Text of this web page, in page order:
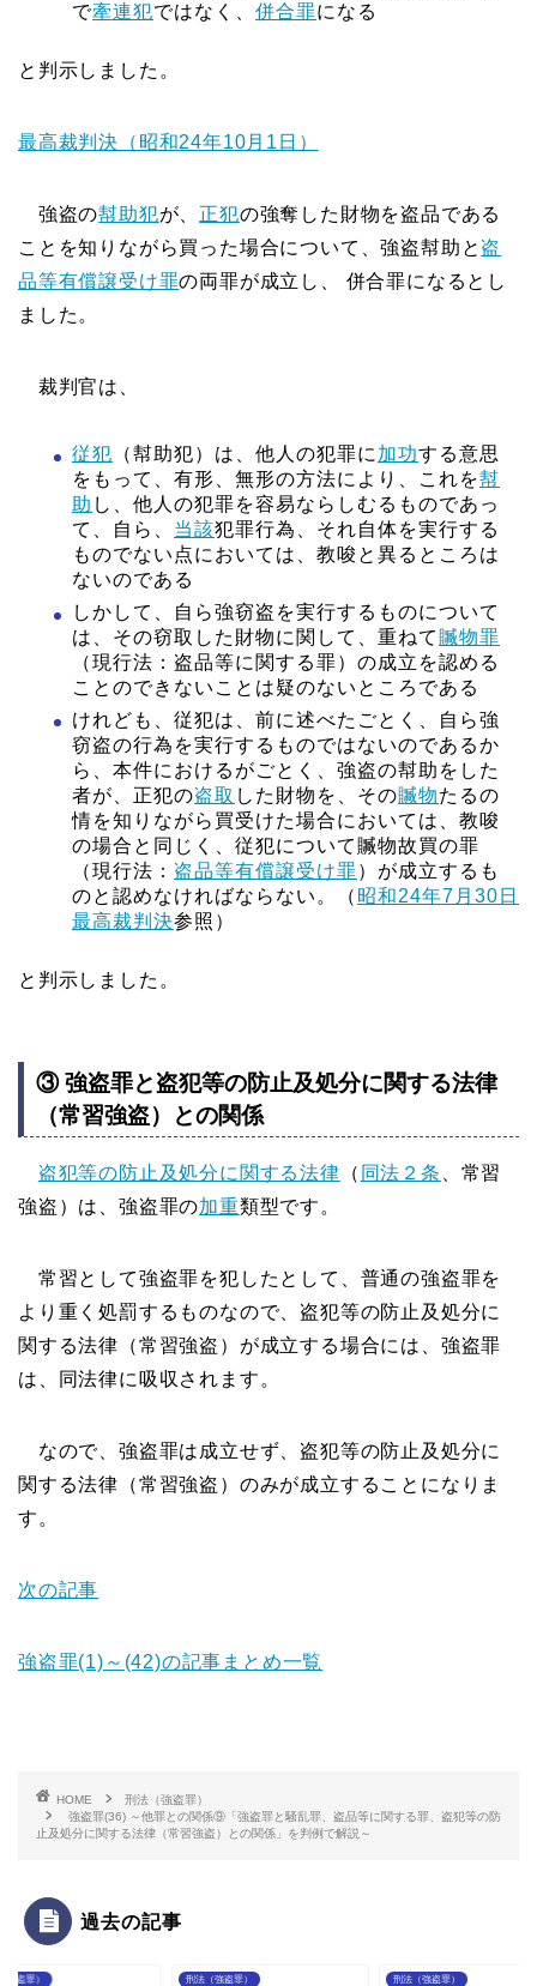
で牽連犯ではなく、 併合罪になる
と判示しました。
最高裁判決（昭和24年10月1日）
強盗の幇助犯が、 正犯の強奪した財物を盗品である
ことを知りながら買った場合について、強盗幇助と 盗
品等有償譲受け罪の両罪が成立し、 併合罪になるとし
ました。
裁判官は、
従犯 （幇助犯）は、他人の犯罪に 加功する意思
をもって、有形、無形の方法により、これを幇
助 し、他人の犯罪を容易ならしむるものであっ
て、自ら、 当該犯罪行為、それ自体を実行する
ものでない点においては、教唆と異るところは
ないのである
しかして、自ら強窃盗を実行するものについて
は、その窃取した財物に関して、重ねて 贓物罪
（現行法：盗品等に関する罪）の成立を認める
ことのできないことは疑のないところである
けれども、従犯は、前に述べたごとく、自ら強
窃盗の行為を実行するものではないのであるか
ら、本件におけるがごとく、強盗の幇助をした
者が、正犯の盗取 した財物を、その贓物たるの
情を知りながら買受けた場合においては、教唆
の場合と同じく、従犯について贓物故買の罪
（現行法： 盗品等有償譲受け罪）が成立するも
のと認めなければならない。（ 昭和24年7月30日
最高裁判決参照）
と判示しました。
③ 強盗罪と盗犯等の防止及処分に関する法律
（常習強盗）との関係
盗犯等の防止及処分に関する法律 （ 同法２条
、常習
強盗）は、強盗罪の加重類型です。
常習として強盗罪を犯したとして、普通の強盗罪を
より重く処罰するものなので、盗犯等の防止及処分に
関する法律（常習強盗）が成立する場合には、強盗罪
は、同法律に吸収されます。
なので、強盗罪は成立せず、盗犯等の防止及処分に
関する法律（常習強盗）のみが成立することになりま
す。
次の記事
強盗罪(1)～(42)の記事まとめ一覧
HOME
刑法（強盗罪）
強盗罪(36) ～他罪との関係⑨「強盗罪と騒乱罪、盗品等に関する罪、盗犯等の防
止及処分に関する法律（常習強盗）との関係」を判例で解説～
過去の記事
強盗罪） 刑法（強盗罪） 刑法（強盗罪）